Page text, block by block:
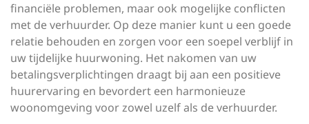
financiële problemen, maar ook mogelijke conflicten
met de verhuurder. Op deze manier kunt u een goede
relatie behouden en zorgen voor een soepel verblijf in
uw tijdelijke huurwoning. Het nakomen van uw
betalingsverplichtingen draagt bij aan een positieve
huurervaring en bevordert een harmonieuze
woonomgeving voor zowel uzelf als de verhuurder.